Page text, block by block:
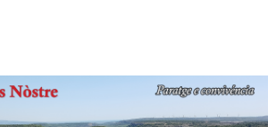
Paratge e Convivència